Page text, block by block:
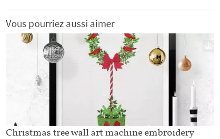
Vous pourriez aussi aimer
Christmas tree wall art machine embroidery